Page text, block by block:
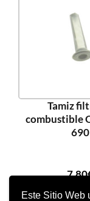
Este Sitio Web
Tamiz
combustible
690
7,80